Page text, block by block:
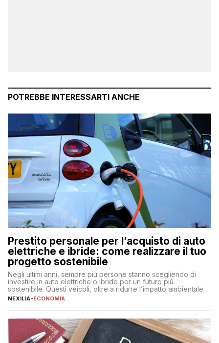
POTREBBE INTERESSARTI ANCHE
Prestito personale per l’acquisto di auto
elettriche e ibride: come realizzare il tuo
progetto sostenibile
Negli ultimi anni, sempre più persone stanno scegliendo di
investire in auto elettriche o ibride per un futuro più
sostenibile. Questi veicoli, oltre a ridurre l’impatto ambientale,
offrono vantaggi economici a lungo termine, come minori costi
fare se non […]
NEXILIA-ECONOMIA